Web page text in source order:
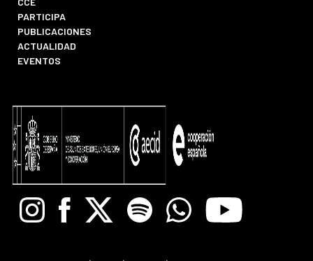
PARTICIPA
PUBLICACIONES
ACTUALIDAD
EVENTOS
InstagramFacebook
X Spotify WhatsappYoutube